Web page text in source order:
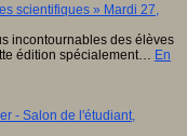
scientifiques » Mardi 27,
incontournables des élèves
édition spécialement… En
- Salon de l'étudiant,